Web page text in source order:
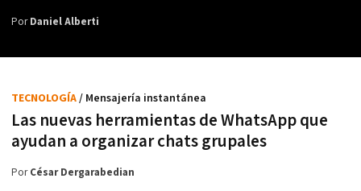
PorDaniel Alberti
Las nuevas herramientas de WhatsApp que
ayudan a organizar chats grupales
TECNOLOGÍA/ Mensajería instantánea
PorCésar Dergarabedian